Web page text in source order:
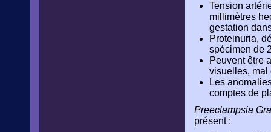
Tension
millimètres
gestation
Proteinuria,
spécimen de
Peuvent être
visuelles, mal
Les
comptes de
Preeclampsia
présent :